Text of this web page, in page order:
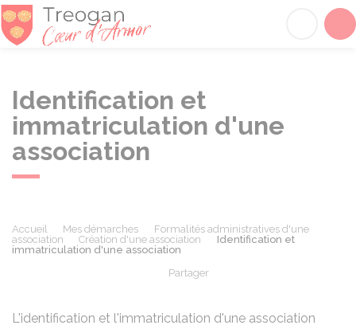
Identification et
immatriculation d'une
association
Accueil Mes démarches
Formalités administratives d'une
association
Création d'une association
Identification et
immatriculation d'une association
Partager
L'identification et l'immatriculation d'une association